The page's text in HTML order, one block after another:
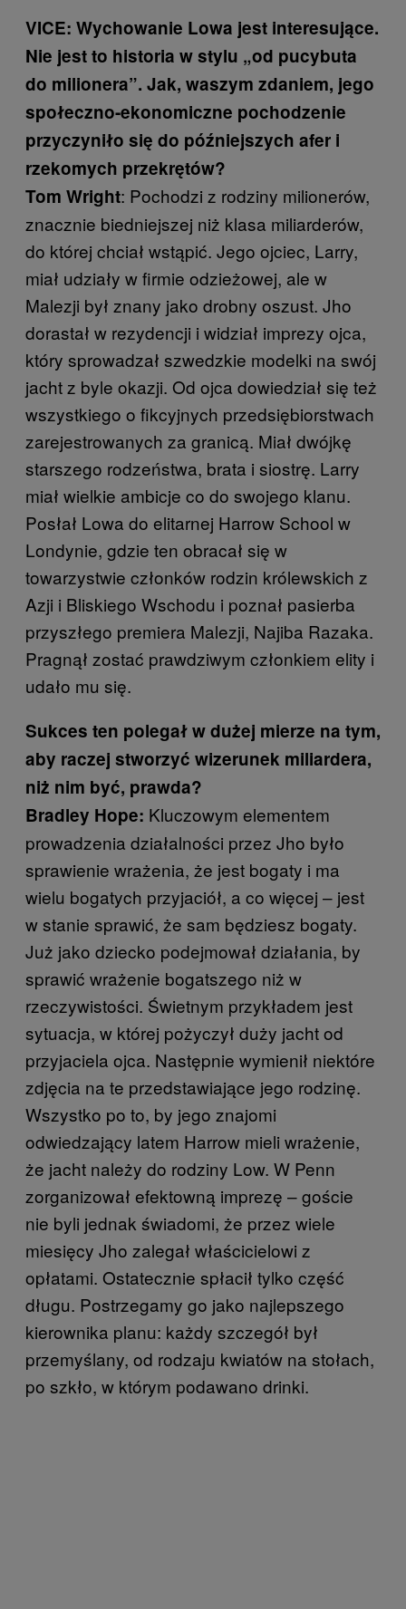
VICE: Wychowanie Lowa jest interesujące.
Nie jest to historia w stylu „od pucybuta
do milionera”. Jak, waszym zdaniem, jego
społeczno-ekonomiczne pochodzenie
przyczyniło się do późniejszych afer i
rzekomych przekrętów?
Tom Wright: Pochodzi z rodziny milionerów,
znacznie biedniejszej niż klasa miliarderów,
do której chciał wstąpić. Jego ojciec, Larry,
miał udziały w firmie odzieżowej, ale w
Malezji był znany jako drobny oszust. Jho
dorastał w rezydencji i widział imprezy ojca,
który sprowadzał szwedzkie modelki na swój
jacht z byle okazji. Od ojca dowiedział się też
wszystkiego o fikcyjnych przedsiębiorstwach
zarejestrowanych za granicą. Miał dwójkę
starszego rodzeństwa, brata i siostrę. Larry
miał wielkie ambicje co do swojego klanu.
Posłał Lowa do elitarnej Harrow School w
Londynie, gdzie ten obracał się w
towarzystwie członków rodzin królewskich z
Azji i Bliskiego Wschodu i poznał pasierba
przyszłego premiera Malezji, Najiba Razaka.
Pragnął zostać prawdziwym członkiem elity i
udało mu się.
Sukces ten polegał w dużej mierze na tym,
aby raczej stworzyć wizerunek miliardera,
niż nim być, prawda?
Bradley Hope: Kluczowym elementem
prowadzenia działalności przez Jho było
sprawienie wrażenia, że jest bogaty i ma
wielu bogatych przyjaciół, a co więcej – jest
w stanie sprawić, że sam będziesz bogaty.
Już jako dziecko podejmował działania, by
sprawić wrażenie bogatszego niż w
rzeczywistości. Świetnym przykładem jest
sytuacja, w której pożyczył duży jacht od
przyjaciela ojca. Następnie wymienił niektóre
zdjęcia na te przedstawiające jego rodzinę.
Wszystko po to, by jego znajomi
odwiedzający latem Harrow mieli wrażenie,
że jacht należy do rodziny Low. W Penn
zorganizował efektowną imprezę – goście
nie byli jednak świadomi, że przez wiele
miesięcy Jho zalegał właścicielowi z
opłatami. Ostatecznie spłacił tylko część
długu. Postrzegamy go jako najlepszego
kierownika planu: każdy szczegół był
przemyślany, od rodzaju kwiatów na stołach,
po szkło, w którym podawano drinki.